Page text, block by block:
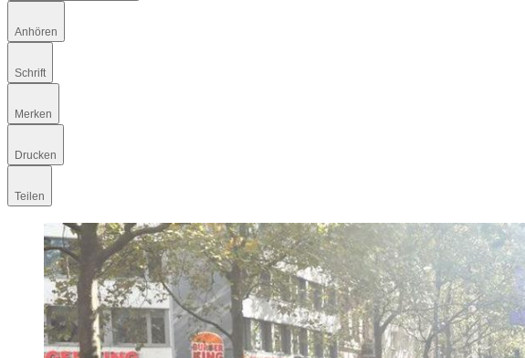
Anhören
Schrift
Merken
Drucken
Teilen